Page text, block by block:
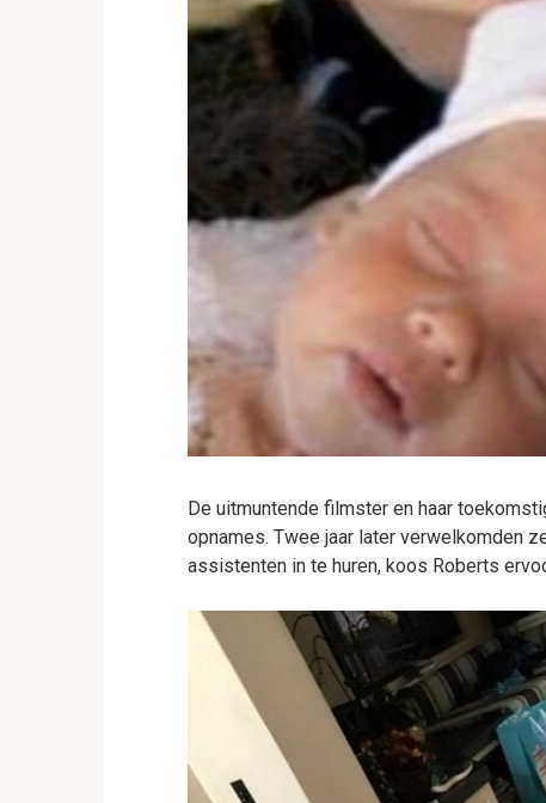
De uitmuntende filmster en haar
opnames. Twee jaar later verwelkomden
assistenten in te huren, koos Roberts